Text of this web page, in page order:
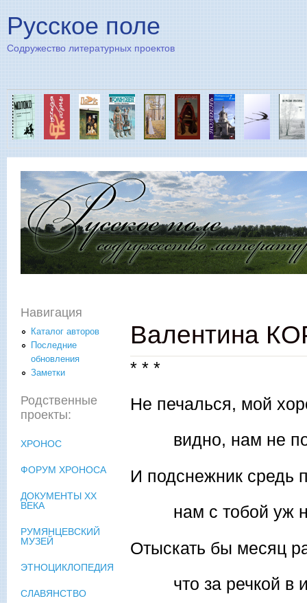
Русское поле
Содружество литературных проектов
Валентина
* * *
Не печалься, мой
видно, нам не по
И подснежник средь
нам с тобой уж
Отыскать бы месяц
что за речкой в
Навигация
Каталог авторов
Последние
обновления
Заметки
Родственные
проекты:
ХРОНОС
ФОРУМ ХРОНОСА
ДОКУМЕНТЫ XX
ВЕКА
РУМЯНЦЕВСКИЙ
МУЗЕЙ
ЭТНОЦИКЛОПЕДИЯ
СЛАВЯНСТВО